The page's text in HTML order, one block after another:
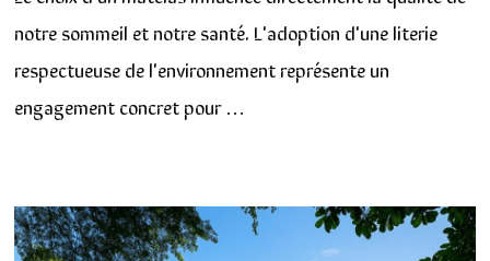
notre sommeil et notre santé. L'adoption d'une literie
respectueuse de l'environnement représente un
engagement concret pour …